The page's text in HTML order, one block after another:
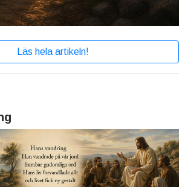
Läs hela artikeln!